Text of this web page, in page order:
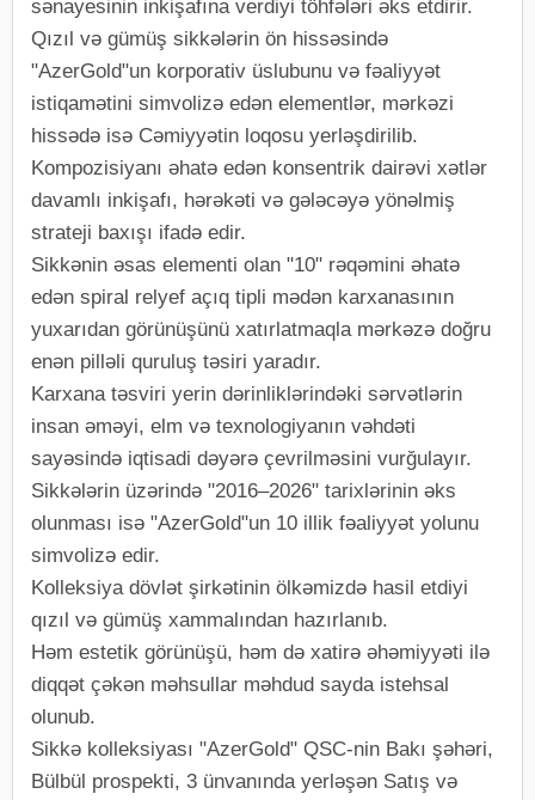
sənayesinin inkişafına verdiyi töhfələri əks etdirir.
Qızıl və gümüş sikkələrin ön hissəsində
"AzerGold"un korporativ üslubunu və fəaliyyət
istiqamətini simvolizə edən elementlər, mərkəzi
hissədə isə Cəmiyyətin loqosu yerləşdirilib.
Kompozisiyanı əhatə edən konsentrik dairəvi xətlər
davamlı inkişafı, hərəkəti və gələcəyə yönəlmiş
strateji baxışı ifadə edir.
Sikkənin əsas elementi olan "10" rəqəmini əhatə
edən spiral relyef açıq tipli mədən karxanasının
yuxarıdan görünüşünü xatırlatmaqla mərkəzə doğru
enən pilləli quruluş təsiri yaradır.
Karxana təsviri yerin dərinliklərindəki sərvətlərin
insan əməyi, elm və texnologiyanın vəhdəti
sayəsində iqtisadi dəyərə çevrilməsini vurğulayır.
Sikkələrin üzərində "2016–2026" tarixlərinin əks
olunması isə "AzerGold"un 10 illik fəaliyyət yolunu
simvolizə edir.
Kolleksiya dövlət şirkətinin ölkəmizdə hasil etdiyi
qızıl və gümüş xammalından hazırlanıb.
Həm estetik görünüşü, həm də xatirə əhəmiyyəti ilə
diqqət çəkən məhsullar məhdud sayda istehsal
olunub.
Sikkə kolleksiyası "AzerGold" QSC-nin Bakı şəhəri,
Bülbül prospekti, 3 ünvanında yerləşən Satış və